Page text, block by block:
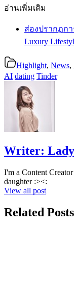
อ่านเพิ่มเติม
ส่องปรากฏกา
Luxury
Highlight, News,
AI dating Tinder
Writer:
I'm a Content
daughter :><:
View all post
Related Posts